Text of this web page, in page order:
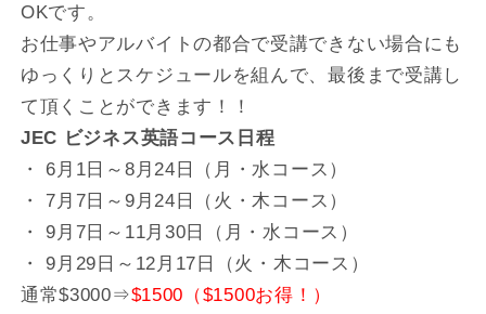
OKです。
お仕事やアルバイトの都合で受講できない場合にも
ゆっくりとスケ­ジュールを組んで、最後まで受講し
て頂くことができます！！
JEC ビジネス英語コース日程
・ 6月1日～8月24日（月・水コース）
・ 7月7日～9月24日（火・木コース）
・ 9月7日～11月30日（月・水コース）
・ 9月29日～12月17日（火・木コース）
通常$3000⇒$1500（$1500お得！）